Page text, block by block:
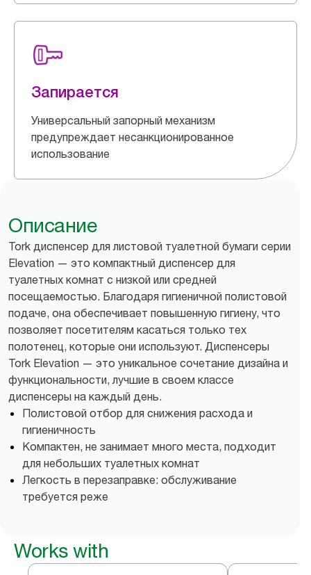
Запирается
Универсальный запорный механизм
предупреждает несанкционированное
использование
Описание
Tork диспенсер для листовой туалетной бумаги серии
Elevation — это компактный диспенсер для
туалетных комнат с низкой или средней
посещаемостью. Благодаря гигиеничной полистовой
подаче, она обеспечивает повышенную гигиену, что
позволяет посетителям касаться только тех
полотенец, которые они используют. Диспенсеры
Tork Elevation — это уникальное сочетание дизайна и
функциональности, лучшие в своем классе
диспенсеры на каждый день.
Полистовой отбор для снижения расхода и
гигиеничность
Компактен, не занимает много места, подходит
для небольших туалетных комнат
Легкость в перезаправке: обслуживание
требуется реже
Works with